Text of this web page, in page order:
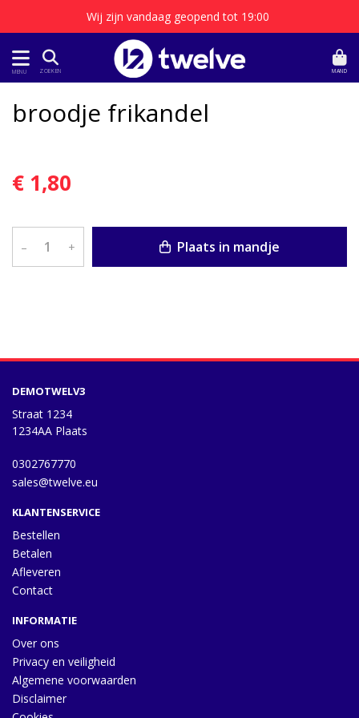
Wij zijn vandaag geopend tot 19:00
MENU ZOEKEN MAND
broodje frikandel
€ 1,80
– + Plaats in mandje
DEMOTWELV3
Straat 1234
1234AA Plaats
0302767770
sales@twelve.eu
KLANTENSERVICE
Bestellen
Betalen
Afleveren
Contact
INFORMATIE
Over ons
Privacy en veiligheid
Algemene voorwaarden
Disclaimer